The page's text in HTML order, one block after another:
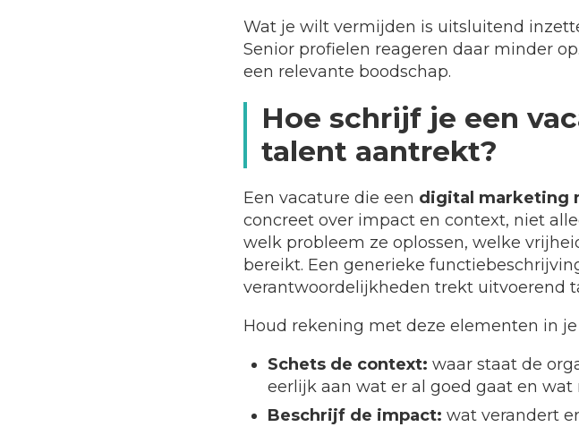
Wat je wilt vermijden is uitsluitend
Senior profielen reageren daar minder
een relevante boodschap.
Hoe schrijf je een
talent aantrekt?
Een vacature die een digital marketing
concreet over impact en context, niet
welk probleem ze oplossen, welke
bereikt. Een generieke
verantwoordelijkheden trekt uitvoerend
Houd rekening met deze elementen in
Schets de context: waar staat de
eerlijk aan wat er al goed gaat en
Beschrijf de impact: wat verandert